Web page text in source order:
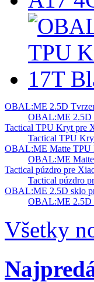
OBAL:ME 2.5D
OBAL:ME 2.5D
Tactical TPU Kryt pre
Tactical TPU
OBAL:ME Matte TPU
OBAL:ME
Tactical púzdro pre
Tactical púzdro
OBAL:ME 2.5D sklo
OBAL:ME 2.5D
Všetky